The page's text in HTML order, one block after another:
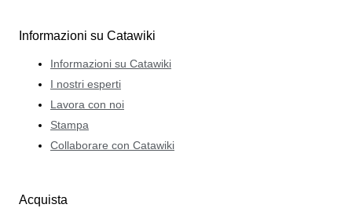
Informazioni su Catawiki
Informazioni su Catawiki
I nostri esperti
Lavora con noi
Stampa
Collaborare con Catawiki
Acquista